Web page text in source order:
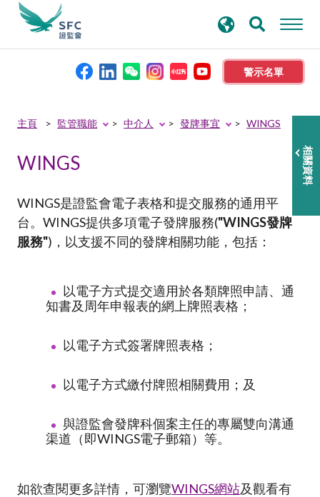
警示名單
本會簡介
監管職能
規則及標準
資料庫
新聞稿及公布
尋
主頁 監管職能 中介人 發牌事宜 WINGS
WINGS
WINGS是證監會電子表格和提交服務的通用平
台。WINGS提供多項電子發牌服務("WINGS發牌
服務") ， 以支援不同的發牌相關功能，包括：
以電子方式提交適用於各類牌照申請、通
知書及周年申報表的網上牌照表格；
以電子方式簽署牌照表格；
以電子方式繳付牌照相關費用；及
與證監會發牌科個案主任的專屬雙向溝通
渠道（即WINGS電子郵箱）等。
如欲查閱更多詳情，可瀏覽WINGS網站及觀看有
相關資料